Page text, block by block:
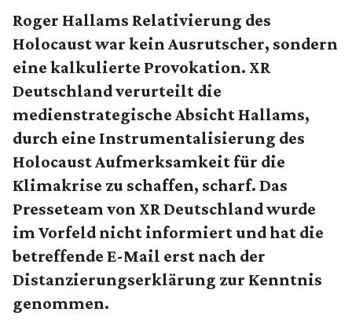
Roger Hallams Relativierung des
Holocaust war kein Ausrutscher, sondern
eine kalkulierte Provokation. XR
Deutschland verurteilt die
medienstrategische Absicht Hallams,
durch eine Instrumentalisierung des
Holocaust Aufmerksamkeit für die
Klimakrise zu schaffen, scharf. Das
Presseteam von XR Deutschland wurde
im Vorfeld nicht informiert und hat die
betreffende E-Mail erst nach der
Distanzierungserklärung zur Kenntnis
genommen.